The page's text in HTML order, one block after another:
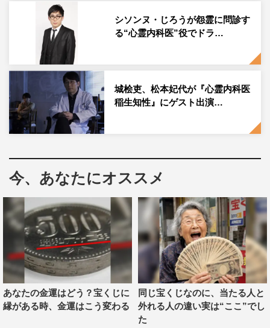
る事件が発生。「ピエロがお母さんを殺した」と啓馬が証
言したが、捜査は難航して未解決事件に。しかし、別の窃
盗事件で逮捕されていた江崎藤次郎（みちお）が「私が殺
しました」と自供。当時捜査を担当していた久世は、安座
間と捜査一課の新米刑事・多賀谷湧（駒木根）と共に再捜
査に乗り出す。
江崎の取り調べをするものの、腑に落ちない久世は「俺が
夫で啓馬の父・宇井弘樹（鈴木）に会いにいくことに。弘
樹は5年前に再婚した妻・宇井美和（田中）とカフェを経
営し、平凡な日常を取り戻しているように思えた。そんな
弘樹の様子に、久世は「10年たって、ますます疑惑が増し
たように思える」と疑いの目を向ける。しかし弘樹には鉄
壁のアリバイが。そして突然、自供を始めた江崎の狙いと
は…。
未解決事件の再捜査のきっかけとなるキーマン・江崎を演
じるのはトム・ブラウンのみちお。数多くのバラエティ番
組などに出演し人気を博しながら、2019年10月には『シ
シソンヌ・じろうが怨霊に問診す
る“心霊内科医”役でドラ…
城桧吏、松本妃代が『心霊内科医
稲生知性』にゲスト出演…
今、あなたにオススメ
あなたの金運はどう？宝くじに
縁がある時、金運はこう変わる
同じ宝くじなのに、当たる人と
外れる人の違い実は“ここ”でし
た